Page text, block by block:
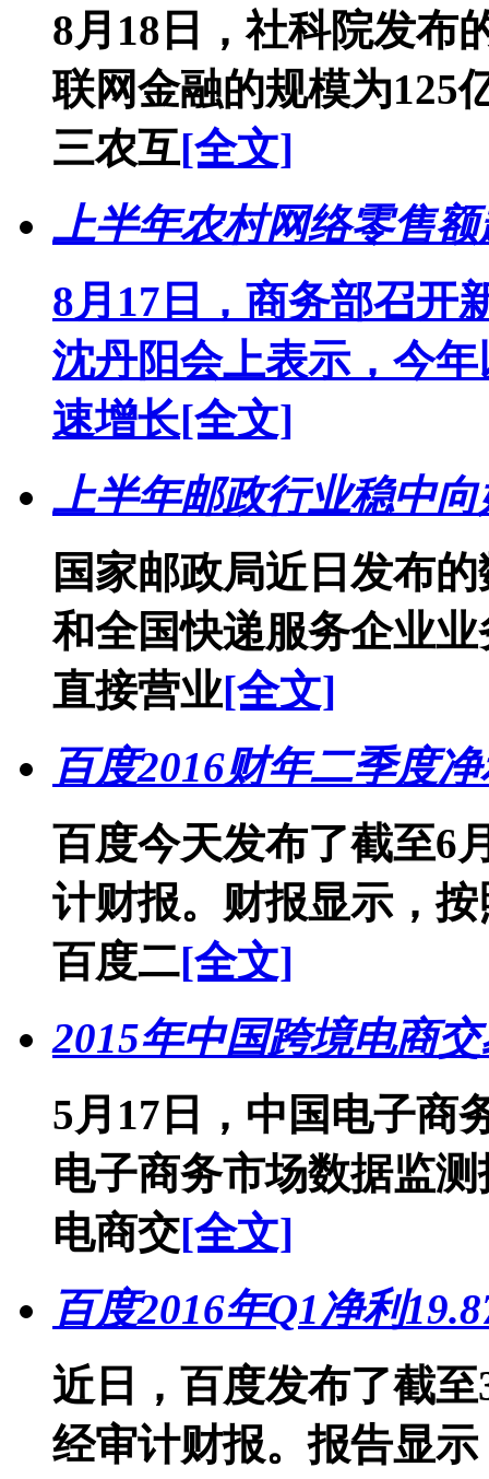
8月18日，社科院发布
联网金融的规模为125
三农互[全文]
上半年农村网络零售
8月17日，商务部召开
沈丹阳会上表示，今
速增长[全文]
上半年邮政行业稳中
国家邮政局近日发布
和全国快递服务企业
直接营业[全文]
百度2016财年二季度
百度今天发布了截至6
计财报。财报显示，
百度二[全文]
2015年中国跨境电商
5月17日，中国电子商
电子商务市场数据监
电商交[全文]
百度2016年Q1净利
近日，百度发布了截
经审计财报。报告显